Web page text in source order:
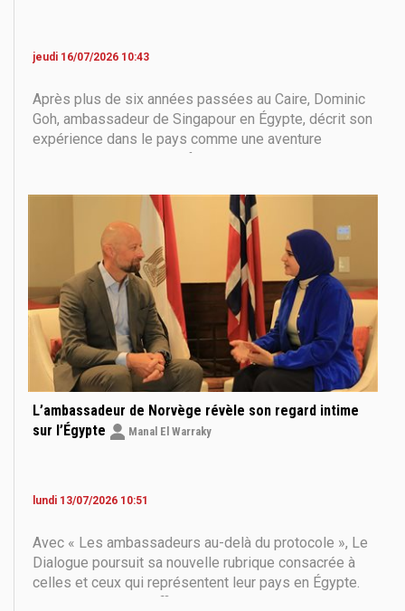
jeudi 16/07/2026 10:43
Après plus de six années passées au Caire, Dominic
Goh, ambassadeur de Singapour en Égypte, décrit son
expérience dans le pays comme une aventure
humaine et culturelle profondément marquante. Entre
chaleur de l’accueil égyptien, il estime avoir découvert
une Égypte bien plus vaste que l’image
traditionnellement associée aux pyramides et aux
monument
L’ambassadeur de Norvège révèle son regard intime
sur l’Égypte
Manal El Warraky
lundi 13/07/2026 10:51
Avec « Les ambassadeurs au-delà du protocole », Le
Dialogue poursuit sa nouvelle rubrique consacrée à
celles et ceux qui représentent leur pays en Égypte.
Loin des discours officiels, cette série d’entretiens